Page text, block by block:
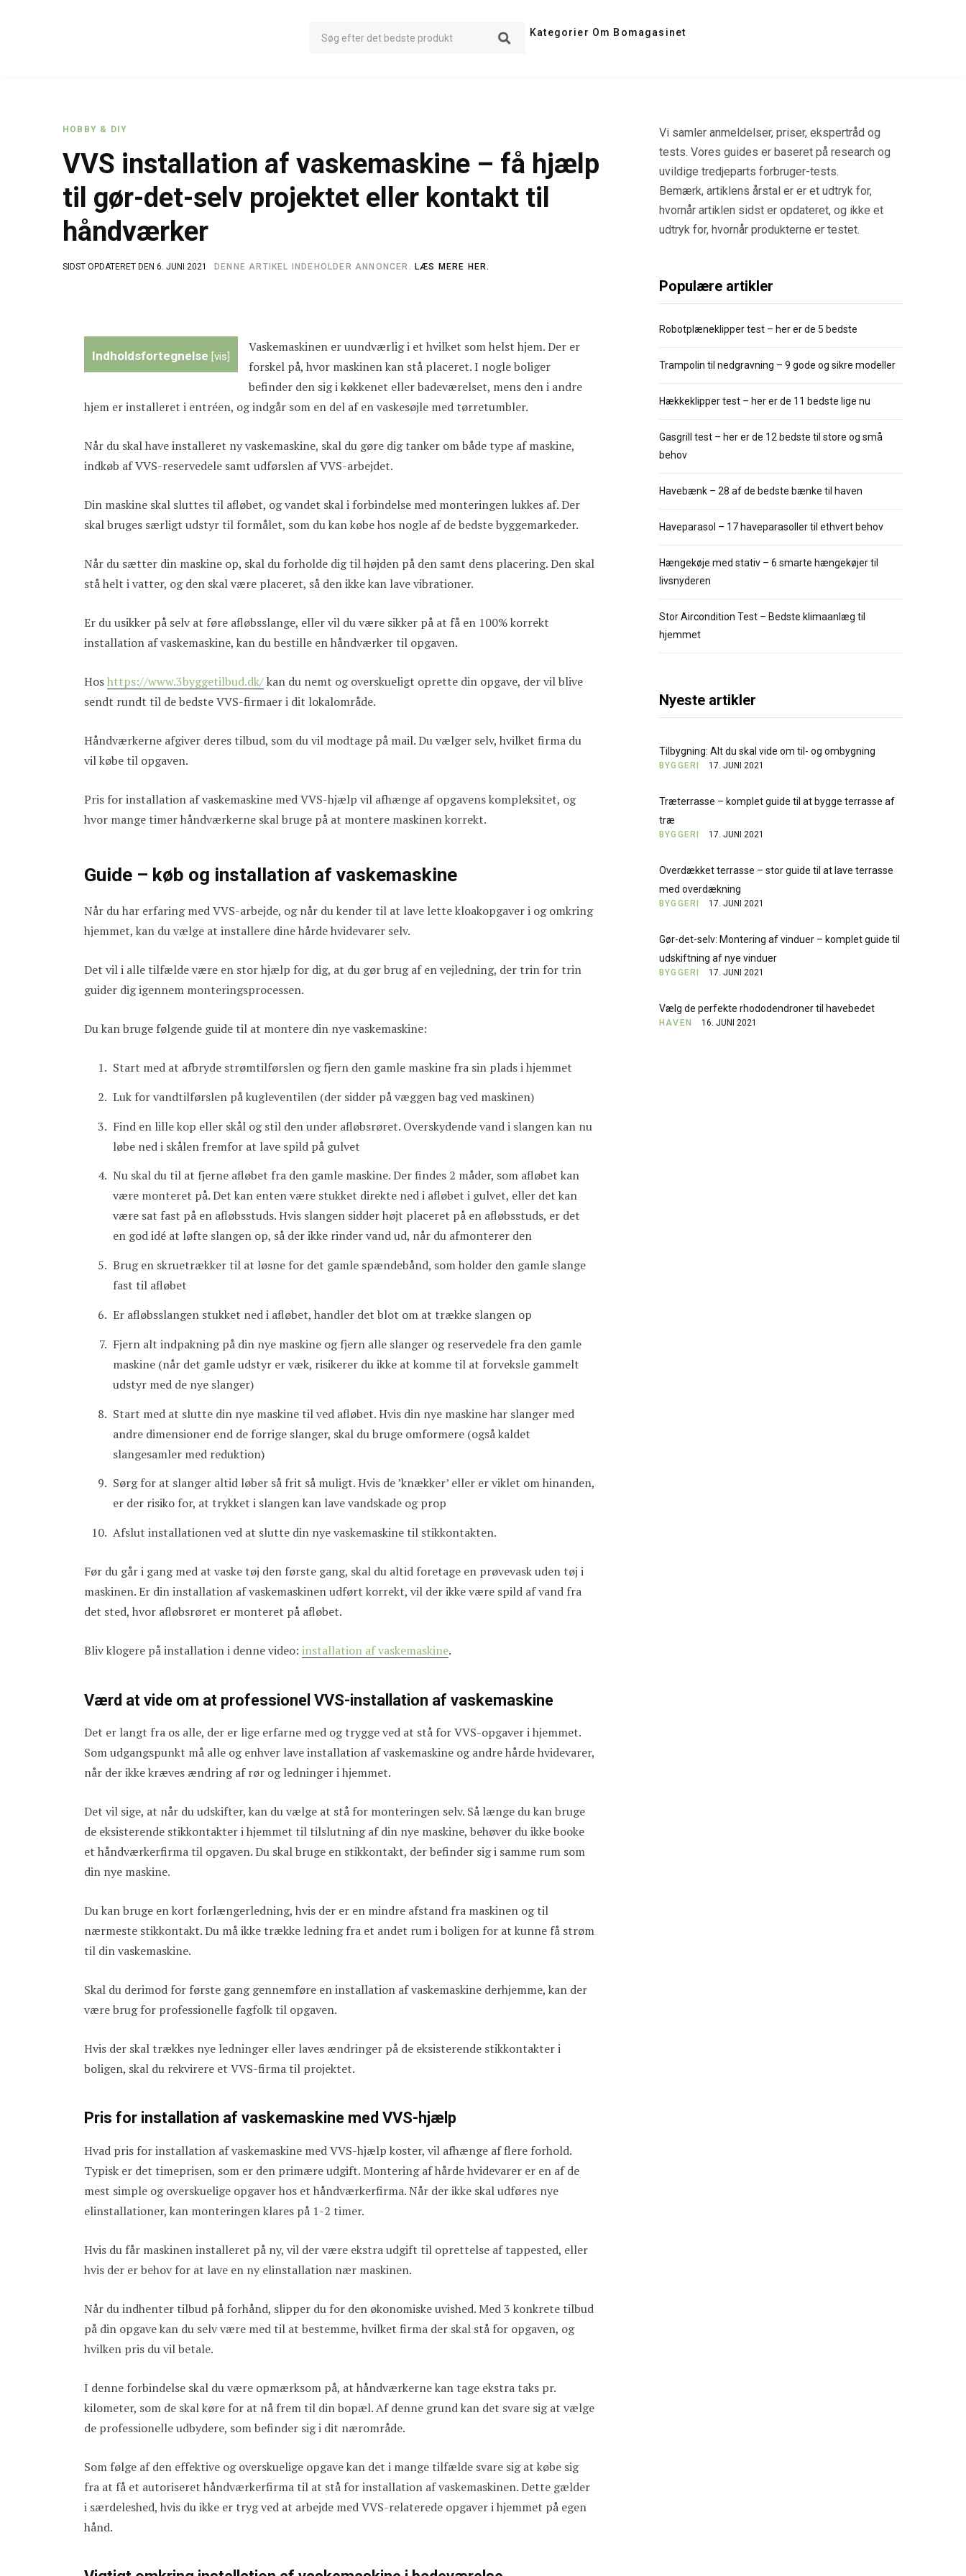
Kategorier Om Bomagasinet
HOBBY & DIY
VVS installation af vaskemaskine – få hjælp
til gør-det-selv projektet eller kontakt til
håndværker
SIDST OPDATERET DEN 6. JUNI 2021 DENNE ARTIKEL INDEHOLDER ANNONCER. LÆS MERE HER.
Indholdsfortegnelse [vis]
Vaskemaskinen er uundværlig i et hvilket som helst hjem. Der er
forskel på, hvor maskinen kan stå placeret. I nogle boliger
befinder den sig i køkkenet eller badeværelset, mens den i andre
hjem er installeret i entréen, og indgår som en del af en vaskesøjle med tørretumbler.
Når du skal have installeret ny vaskemaskine, skal du gøre dig tanker om både type af maskine,
indkøb af VVS-reservedele samt udførslen af VVS-arbejdet.
Din maskine skal sluttes til afløbet, og vandet skal i forbindelse med monteringen lukkes af. Der
skal bruges særligt udstyr til formålet, som du kan købe hos nogle af de bedste byggemarkeder.
Når du sætter din maskine op, skal du forholde dig til højden på den samt dens placering. Den skal
stå helt i vatter, og den skal være placeret, så den ikke kan lave vibrationer.
Er du usikker på selv at føre afløbsslange, eller vil du være sikker på at få en 100% korrekt
installation af vaskemaskine, kan du bestille en håndværker til opgaven.
Hoshttps://www.3byggetilbud.dk/kan du nemt og overskueligt oprette din opgave, der vil blive
sendt rundt til de bedste VVS-firmaer i dit lokalområde.
Håndværkerne afgiver deres tilbud, som du vil modtage på mail. Du vælger selv, hvilket firma du
vil købe til opgaven.
Pris for installation af vaskemaskine med VVS-hjælp vil afhænge af opgavens kompleksitet, og
hvor mange timer håndværkerne skal bruge på at montere maskinen korrekt.
Guide – køb og installation af vaskemaskine
Når du har erfaring med VVS-arbejde, og når du kender til at lave lette kloakopgaver i og omkring
hjemmet, kan du vælge at installere dine hårde hvidevarer selv.
Det vil i alle tilfælde være en stor hjælp for dig, at du gør brug af en vejledning, der trin for trin
guider dig igennem monteringsprocessen.
Du kan bruge følgende guide til at montere din nye vaskemaskine:
Start med at afbryde strømtilførslen og fjern den gamle maskine fra sin plads i hjemmet
Luk for vandtilførslen på kugleventilen (der sidder på væggen bag ved maskinen)
Find en lille kop eller skål og stil den under afløbsrøret. Overskydende vand i slangen kan nu
løbe ned i skålen fremfor at lave spild på gulvet
Nu skal du til at fjerne afløbet fra den gamle maskine. Der findes 2 måder, som afløbet kan
være monteret på. Det kan enten være stukket direkte ned i afløbet i gulvet, eller det kan
være sat fast på en afløbsstuds. Hvis slangen sidder højt placeret på en afløbsstuds, er det
en god idé at løfte slangen op, så der ikke rinder vand ud, når du afmonterer den
Brug en skruetrækker til at løsne for det gamle spændebånd, som holder den gamle slange
fast til afløbet
Er afløbsslangen stukket ned i afløbet, handler det blot om at trække slangen op
Fjern alt indpakning på din nye maskine og fjern alle slanger og reservedele fra den gamle
maskine (når det gamle udstyr er væk, risikerer du ikke at komme til at forveksle gammelt
udstyr med de nye slanger)
Start med at slutte din nye maskine til ved afløbet. Hvis din nye maskine har slanger med
andre dimensioner end de forrige slanger, skal du bruge omformere (også kaldet
slangesamler med reduktion)
Sørg for at slanger altid løber så frit så muligt. Hvis de ’knækker’ eller er viklet om hinanden,
er der risiko for, at trykket i slangen kan lave vandskade og prop
Afslut installationen ved at slutte din nye vaskemaskine til stikkontakten.
Før du går i gang med at vaske tøj den første gang, skal du altid foretage en prøvevask uden tøj i
maskinen. Er din installation af vaskemaskinen udført korrekt, vil der ikke være spild af vand fra
det sted, hvor afløbsrøret er monteret på afløbet.
Bliv klogere på installation i denne video: installation af vaskemaskine.
Værd at vide om at professionel VVS-installation af vaskemaskine
Det er langt fra os alle, der er lige erfarne med og trygge ved at stå for VVS-opgaver i hjemmet.
Som udgangspunkt må alle og enhver lave installation af vaskemaskine og andre hårde hvidevarer,
når der ikke kræves ændring af rør og ledninger i hjemmet.
Det vil sige, at når du udskifter, kan du vælge at stå for monteringen selv. Så længe du kan bruge
de eksisterende stikkontakter i hjemmet til tilslutning af din nye maskine, behøver du ikke booke
et håndværkerfirma til opgaven. Du skal bruge en stikkontakt, der befinder sig i samme rum som
din nye maskine.
Du kan bruge en kort forlængerledning, hvis der er en mindre afstand fra maskinen og til
nærmeste stikkontakt. Du må ikke trække ledning fra et andet rum i boligen for at kunne få strøm
til din vaskemaskine.
Skal du derimod for første gang gennemføre en installation af vaskemaskine derhjemme, kan der
være brug for professionelle fagfolk til opgaven.
Hvis der skal trækkes nye ledninger eller laves ændringer på de eksisterende stikkontakter i
boligen, skal du rekvirere et VVS-firma til projektet.
Pris for installation af vaskemaskine med VVS-hjælp
Hvad pris for installation af vaskemaskine med VVS-hjælp koster, vil afhænge af flere forhold.
Typisk er det timeprisen, som er den primære udgift. Montering af hårde hvidevarer er en af de
mest simple og overskuelige opgaver hos et håndværkerfirma. Når der ikke skal udføres nye
elinstallationer, kan monteringen klares på 1-2 timer.
Hvis du får maskinen installeret på ny, vil der være ekstra udgift til oprettelse af tappested, eller
hvis der er behov for at lave en ny elinstallation nær maskinen.
Når du indhenter tilbud på forhånd, slipper du for den økonomiske uvished. Med 3 konkrete tilbud
på din opgave kan du selv være med til at bestemme, hvilket firma der skal stå for opgaven, og
hvilken pris du vil betale.
I denne forbindelse skal du være opmærksom på, at håndværkerne kan tage ekstra taks pr.
kilometer, som de skal køre for at nå frem til din bopæl. Af denne grund kan det svare sig at vælge
de professionelle udbydere, som befinder sig i dit nærområde.
Som følge af den effektive og overskuelige opgave kan det i mange tilfælde svare sig at købe sig
fra at få et autoriseret håndværkerfirma til at stå for installation af vaskemaskinen. Dette gælder
i særdeleshed, hvis du ikke er tryg ved at arbejde med VVS-relaterede opgaver i hjemmet på egen
hånd.
Vi samler anmeldelser, priser, ekspertråd og
tests. Vores guides er baseret på research og
uvildige tredjeparts forbruger-tests.
Bemærk, artiklens årstal er er et udtryk for,
hvornår artiklen sidst er opdateret, og ikke et
udtryk for, hvornår produkterne er testet.
Populære artikler
Robotplæneklipper test – her er de 5 bedste
Trampolin til nedgravning – 9 gode og sikre modeller
Hækkeklipper test – her er de 11 bedste lige nu
Gasgrill test – her er de 12 bedste til store og små
behov
Havebænk – 28 af de bedste bænke til haven
Haveparasol – 17 haveparasoller til ethvert behov
Hængekøje med stativ – 6 smarte hængekøjer til
livsnyderen
Stor Aircondition Test – Bedste klimaanlæg til
hjemmet
Nyeste artikler
Tilbygning: Alt du skal vide om til- og ombygning
BYGGERI 17. JUNI 2021
Træterrasse – komplet guide til at bygge terrasse af
træ
BYGGERI 17. JUNI 2021
Overdækket terrasse – stor guide til at lave terrasse
med overdækning
BYGGERI 17. JUNI 2021
Gør-det-selv: Montering af vinduer – komplet guide til
udskiftning af nye vinduer
BYGGERI 17. JUNI 2021
Vælg de perfekte rhododendroner til havebedet
HAVEN 16. JUNI 2021